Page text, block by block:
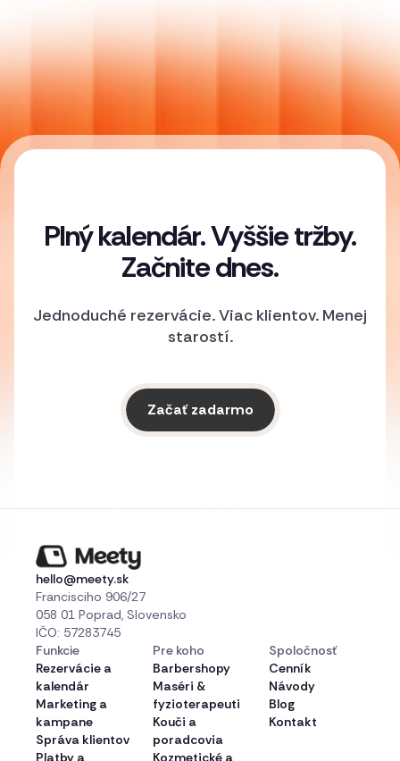
Plný kalendár. Vyššie tržby.
Začnite dnes.
Jednoduché rezervácie. Viac klientov. Menej
starostí.
Začať zadarmo
hello@meety.sk
Francisciho 906/27
058 01 Poprad, Slovensko
IČO: 57283745
Funkcie
Rezervácie a
kalendár
Marketing a
kampane
Správa klientov
Platby a
Pre koho
Barbershopy
Maséri &
fyzioterapeuti
Kouči a
poradcovia
Kozmetické a
Spoločnosť
Cenník
Návody
Blog
Kontakt